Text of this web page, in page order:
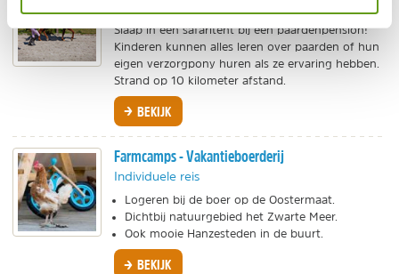
Slaap in een safaritent bij een paardenpension!
Kinderen kunnen alles leren over paarden of hun
eigen verzorgpony huren als ze ervaring hebben.
Strand op 10 kilometer afstand.
BEKIJK
Farmcamps - Vakantieboerderij
Individuele reis
Logeren bij de boer op de Oostermaat.
Dichtbij natuurgebied het Zwarte Meer.
Ook mooie Hanzesteden in de buurt.
BEKIJK